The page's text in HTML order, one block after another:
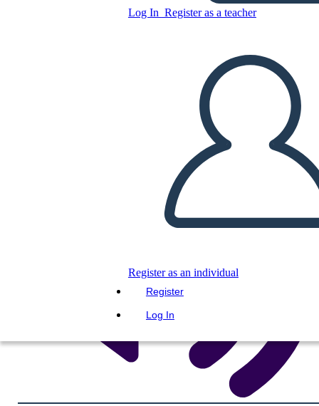
Log In Register as a teacher
Register as an individual
Register
Log In
PLAY SLIDESHOW
READ TO ME